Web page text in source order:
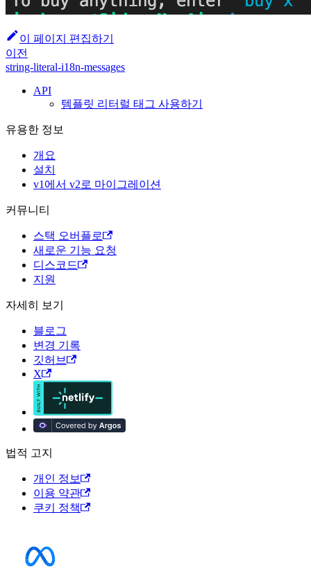
이 페이지 편집하기
이전
string-literal-i18n-messages
API
템플릿 리터럴 태그 사용하기
유용한 정보
개요
설치
v1에서 v2로 마이그레이션
커뮤니티
스택 오버플로
새로운 기능 요청
디스코드
지원
자세히 보기
블로그
변경 기록
깃허브
X
법적 고지
개인 정보
이용 약관
쿠키 정책